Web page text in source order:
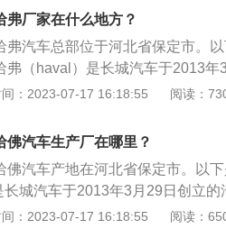
要生产哈弗H8、H9，一期产能为
过是挂靠在蜂巢易创公司名下，
能源等核心部件模块。长城使用
徐水变速箱工厂只生产外壳和部
徐水工厂组装。3、天津工厂：位
弗厂家在什么地方？
弗汽车总部位于河北省保定市。
弗（haval）是长城汽车于2013
、M4、H1、H2、H3、H4、H5
温启动迅速、噪音低。（2）缺点
：2023-07-17 16:18:55 阅读：
佛汽车生产厂在哪里？
佛汽车产地在河北省保定市。以
长城汽车于2013年3月29日创立的
、H3、H4、H5、H6、H7、H8
：2023-07-17 16:18:55 阅读：